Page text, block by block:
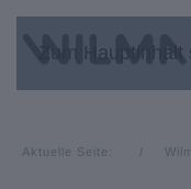
Zum Hauptinhalt
Aktuelle Seite: